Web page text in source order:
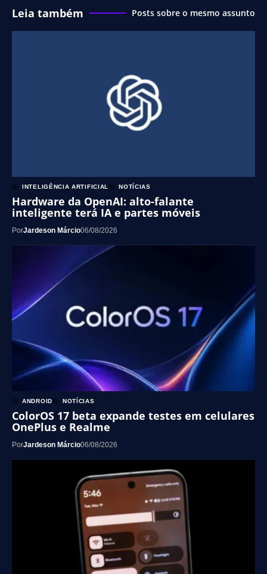
Leia também Posts sobre o mesmo assunto
INTELIGÊNCIA ARTIFICIAL NOTÍCIAS
Hardware da OpenAI: alto-falante
inteligente terá IA e partes móveis
PorJardeson Márcio06/08/2026
ANDROID NOTÍCIAS
ColorOS 17 beta expande testes em celulares
OnePlus e Realme
PorJardeson Márcio06/08/2026